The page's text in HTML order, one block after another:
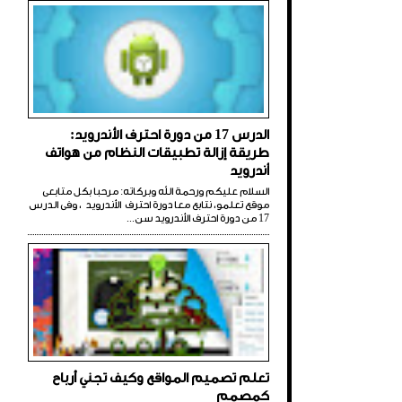
الدرس 17 من دورة احترف الأندرويد:
طريقة إزالة تطبيقات النظام من هواتف
أندرويد
السلام عليكم ورحمة الله وبركاته: مرحبا بكل متابعى
موقع تعلمو، نتابع معا دورة احترف الأندرويد ، وفى الدرس
17 من دورة احترف الأندرويد سن...
تعلم تصميم المواقع وكيف تجني أرباح
كمصمم